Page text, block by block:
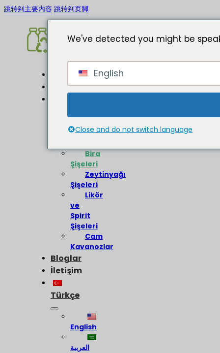
跳转到主要内容 跳转到页脚
Hakkında
Şarap
Bira
Şişeleri
Zeytinyağı
Şişeleri
Likör
ve
Spirit
Şişeleri
Cam
Kavanozlar
Bloglar
İletişim
Türkçe
English
العربية
We've detected you might be
English
Close and do not switch language